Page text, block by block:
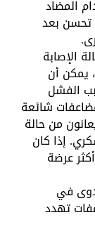
المضاد
تحسن بعد
الإصابة
يمكن أن
الفشل
شائعة
من حالة
إذا كان
عرضة
في
تهدد